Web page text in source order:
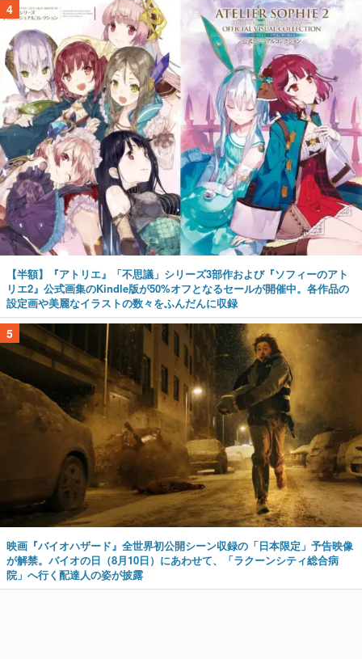
4
【半額】『アトリエ』「不思議」シリーズ3部作および『ソフィーのアト
リエ2』公式画集のKindle版が50%オフとなるセールが開催中。各作品の
設定画や美麗なイラストの数々をふんだんに収録
5
映画『バイオハザード』全世界初公開シーン収録の「日本限定」予告映像
が解禁。バイオの日（8月10日）にあわせて、「ラクーンシティ総合病
院」へ行く配達人の姿が披露